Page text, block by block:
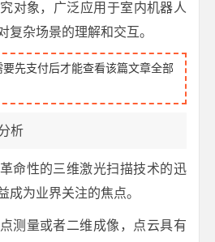
对象，广泛应用于室内机器人
复杂场景的理解和交互。
先支付后才能查看该篇文章全部
析
命性的三维激光扫描技术的迅
成为业界关注的焦点。
测量或者二维成像，点云具有